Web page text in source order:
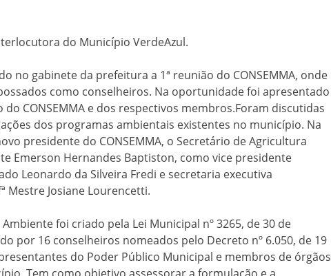
do Município VerdeAzul.
no gabinete da prefeitura a 1ª reunião do CONSEMMA, onde
como conselheiros. Na oportunidade foi apresentado
CONSEMMA e dos respectivos membros.Foram discutidas
dos programas ambientais existentes no município. Na
presidente do CONSEMMA, o Secretário de Agricultura
Emerson Hernandes Baptiston, como vice presidente
Leonardo da Silveira Fredi e secretaria executiva
Mestre Josiane Lourencetti.
foi criado pela Lei Municipal nº 3265, de 30 de
por 16 conselheiros nomeados pelo Decreto nº 6.050, de 19
do Poder Público Municipal e membros de órgãos